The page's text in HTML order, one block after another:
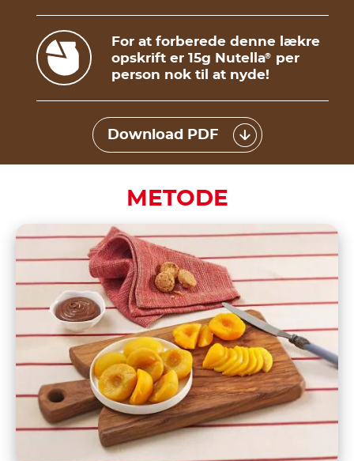
For at forberede denne lækre
opskrift er 15g Nutella®
per
person nok til at nyde!
Download PDF
METODE